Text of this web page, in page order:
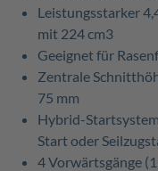
Leistungsstarker
mit 224 cm3
Geeignet für
Zentrale
75 mm
Hybrid-
Start oder
4 Vorwärtsgänge